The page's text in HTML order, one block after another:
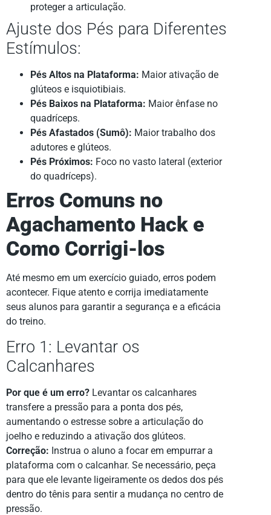
proteger a articulação.
Ajuste dos Pés para Diferentes
Estímulos:
Pés Altos na Plataforma: Maior ativação de
glúteos e isquiotibiais.
Pés Baixos na Plataforma: Maior ênfase no
quadríceps.
Pés Afastados (Sumô): Maior trabalho dos
adutores e glúteos.
Pés Próximos: Foco no vasto lateral (exterior
do quadríceps).
Erros Comuns no
Agachamento Hack e
Como Corrigi-los
Até mesmo em um exercício guiado, erros podem
acontecer. Fique atento e corrija imediatamente
seus alunos para garantir a segurança e a eficácia
do treino.
Erro 1: Levantar os
Calcanhares
Por que é um erro? Levantar os calcanhares
transfere a pressão para a ponta dos pés,
aumentando o estresse sobre a articulação do
joelho e reduzindo a ativação dos glúteos.
Correção: Instrua o aluno a focar em empurrar a
plataforma com o calcanhar. Se necessário, peça
para que ele levante ligeiramente os dedos dos pés
dentro do tênis para sentir a mudança no centro de
pressão.